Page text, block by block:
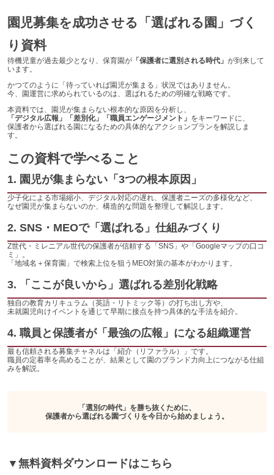
園児募集を成功させる「選ばれる園」づく
り資料
待機児童が過去最少となり、保育園が 「保護者に選別される時代」 が到来して
います。
かつてのように「待っていれば園児が集まる」状況ではありません。
今、園運営に求められているのは、選ばれるための明確な戦略です。
本資料では、園児が集まらない根本的な原因を分析し、
「デジタル広報」「差別化」「職員エンゲージメント」 をキーワードに、
保護者から選ばれる園になるための具体的なアクションプランを解説しま
す。
この資料で学べること
1. 園児が集まらない「3つの根本原因」
少子化による市場縮小、デジタル対応の遅れ、保護者ニーズの多様化など、
なぜ園児が集まらないのか、構造的な問題を整理して解説します。
2. SNS・MEOで「選ばれる」仕組みづくり
Z世代・ミレニアル世代の保護者が信頼する「SNS」や「Googleマップの口コ
ミ」。
「地域名＋保育園」で検索上位を狙うMEO対策の基本がわかります。
3. 「ここが良いから」選ばれる差別化戦略
独自の教育カリキュラム（英語・リトミック等）の打ち出し方や、
未就園児向けイベントを通じて早期に接点を持つ具体的な手法を紹介。
4. 職員と保護者が「最強の広報」になる組織運営
最も信頼される募集チャネルは「紹介（リファラル）」です。
職員の定着率を高めることが、結果として園のブランド力向上につながる仕組
みを解説。
「選別の時代」を勝ち抜くために、
保護者から選ばれる園づくりを今日から始めましょう。
▼無料資料ダウンロードはこちら